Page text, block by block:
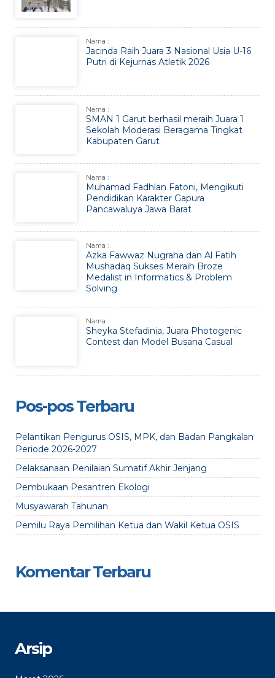
Nama :
Jacinda Raih Juara 3 Nasional Usia U-16
Putri di Kejurnas Atletik 2026
Nama :
SMAN 1 Garut berhasil meraih Juara 1
Sekolah Moderasi Beragama Tingkat
Kabupaten Garut
Nama :
Muhamad Fadhlan Fatoni, Mengikuti
Pendidikan Karakter Gapura
Pancawaluya Jawa Barat
Nama :
Azka Fawwaz Nugraha dan Al Fatih
Mushadaq Sukses Meraih Broze
Medalist in Informatics & Problem
Solving
Nama :
Sheyka Stefadinia, Juara Photogenic
Contest dan Model Busana Casual
Pos-pos Terbaru
Pelantikan Pengurus OSIS, MPK, dan Badan Pangkalan
Periode 2026-2027
Pelaksanaan Penilaian Sumatif Akhir Jenjang
Pembukaan Pesantren Ekologi
Musyawarah Tahunan
Pemilu Raya Pemilihan Ketua dan Wakil Ketua OSIS
Komentar Terbaru
Arsip